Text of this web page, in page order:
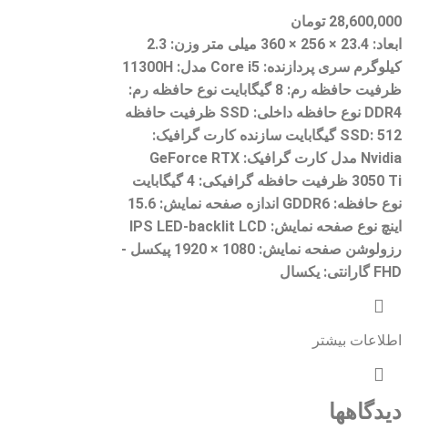
28,600,000 تومان
ابعاد: 23.4 × 256 × 360 میلی‌ متر وزن: 2.3
کیلوگرم سری پردازنده: Core i5 مدل: 11300H
ظرفیت حافظه رم: 8 گیگابایت نوع حافظه رم:
DDR4 نوع حافظه داخلی: SSD ظرفیت حافظه
SSD: 512 گیگابایت سازنده کارت گرافیک:
Nvidia مدل کارت گرافیک: GeForce RTX
3050 Ti ظرفیت حافظه گرافیکی: 4 گیگابایت
نوع حافظه: GDDR6 اندازه صفحه نمایش: 15.6
اینچ نوع صفحه نمایش: IPS LED-backlit LCD
رزولوشن صفحه نمایش: 1080 × 1920 پیکسل -
FHD گارانتی: یکسال
اطلاعات بیشتر
دیدگاهها